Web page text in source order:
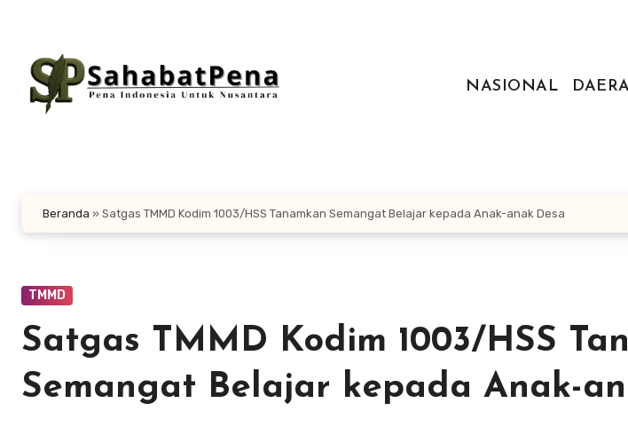
konten
NASIONAL
Beranda » Satgas TMMD Kodim 1003/HSS Tanamkan Semangat Belajar kepada Anak-anak Desa
TMMD
Satgas TMMD Kodim 1003/HSS
Semangat Belajar kepada Anak-